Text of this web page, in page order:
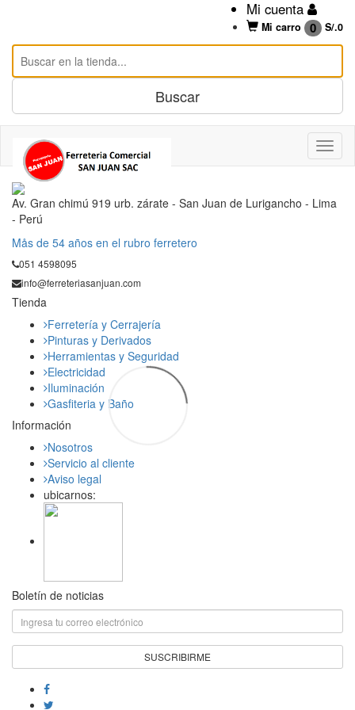
Mi cuenta
Mi carro 0 S/.0
Av. Gran chimú 919 urb. zárate - San Juan de Lurigancho - Lima
- Perú
Mås de 54 años en el rubro ferretero
051 4598095
info@ferreteriasanjuan.com
Tienda
Ferretería y Cerrajería
Pinturas y Derivados
Herramientas y Seguridad
Electricidad
Iluminación
Gasfiteria y Baño
Información
Nosotros
Servicio al cliente
Aviso legal
ubicarnos:
Boletín de noticias